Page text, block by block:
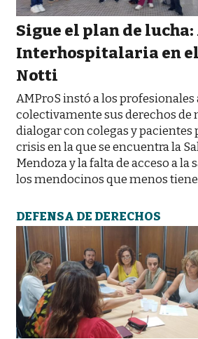
Sigue el plan de
Interhospitalaria en
Notti
AMProS instó a los profesionales
colectivamente sus derechos de
dialogar con colegas y pacientes
crisis en la que se encuentra la
Mendoza y la falta de acceso a la
los mendocinos que menos
DEFENSA DE DERECHOS